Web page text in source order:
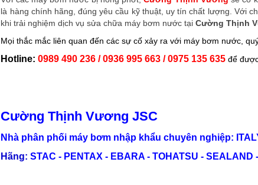
là hàng chính hãng, đúng yêu cầu kỹ thuật, uy tín chất lượng. Với
khi trải nghiệm dịch vụ sửa chữa máy bơm nước tạiCường Thịnh
Mọi thắc mắc liên quan đến các sự cố xảy ra với máy bơm nước,
Hotline:0989 490 236 / 0936 995 663 / 0975 135 635 để
Cường Thịnh Vương JSC
Nhà phân phối máy bơm nhập khẩu chuyên nghiệp:
Hãng: STAC - PENTAX - EBARA - TOHATSU - SEALAND